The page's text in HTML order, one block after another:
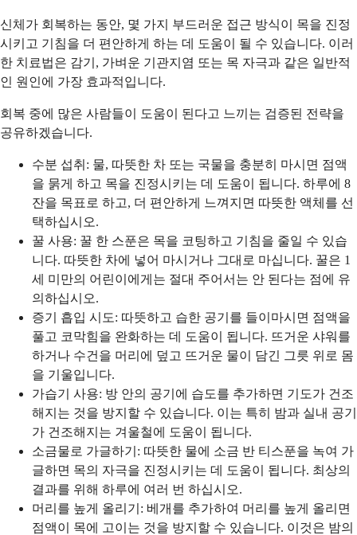
신체가 회복하는 동안, 몇 가지 부드러운 접근 방식이 목을 진정
시키고 기침을 더 편안하게 하는 데 도움이 될 수 있습니다. 이러
한 치료법은 감기, 가벼운 기관지염 또는 목 자극과 같은 일반적
인 원인에 가장 효과적입니다.
회복 중에 많은 사람들이 도움이 된다고 느끼는 검증된 전략을
공유하겠습니다.
수분 섭취: 물, 따뜻한 차 또는 국물을 충분히 마시면 점액
을 묽게 하고 목을 진정시키는 데 도움이 됩니다. 하루에 8
잔을 목표로 하고, 더 편안하게 느껴지면 따뜻한 액체를 선
택하십시오.
꿀 사용: 꿀 한 스푼은 목을 코팅하고 기침을 줄일 수 있습
니다. 따뜻한 차에 넣어 마시거나 그대로 마십니다. 꿀은 1
세 미만의 어린이에게는 절대 주어서는 안 된다는 점에 유
의하십시오.
증기 흡입 시도: 따뜻하고 습한 공기를 들이마시면 점액을
풀고 코막힘을 완화하는 데 도움이 됩니다. 뜨거운 샤워를
하거나 수건을 머리에 덮고 뜨거운 물이 담긴 그릇 위로 몸
을 기울입니다.
가습기 사용: 방 안의 공기에 습도를 추가하면 기도가 건조
해지는 것을 방지할 수 있습니다. 이는 특히 밤과 실내 공기
가 건조해지는 겨울철에 도움이 됩니다.
소금물로 가글하기: 따뜻한 물에 소금 반 티스푼을 녹여 가
글하면 목의 자극을 진정시키는 데 도움이 됩니다. 최상의
결과를 위해 하루에 여러 번 하십시오.
머리를 높게 올리기: 베개를 추가하여 머리를 높게 올리면
점액이 목에 고이는 것을 방지할 수 있습니다. 이것은 밤의